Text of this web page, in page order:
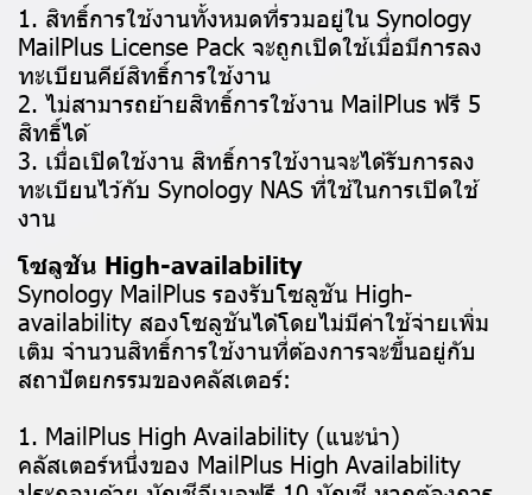
1. สิทธิ์การใช้งานทั้งหมดที่รวมอยู่ใน Synology
MailPlus License Pack จะถูกเปิดใช้เมื่อมีการลง
ทะเบียนคีย์สิทธิ์การใช้งาน
2. ไม่สามารถย้ายสิทธิ์การใช้งาน MailPlus ฟรี 5
สิทธิ์ได้
3. เมื่อเปิดใช้งาน สิทธิ์การใช้งานจะได้รับการลง
ทะเบียนไว้กับ Synology NAS ที่ใช้ในการเปิดใช้
งาน
โซลูชัน High-availability
Synology MailPlus รองรับโซลูชัน High-
availability สองโซลูชันได้โดยไม่มีค่าใช้จ่ายเพิ่ม
เติม จำนวนสิทธิ์การใช้งานที่ต้องการจะขึ้นอยู่กับ
สถาปัตยกรรมของคลัสเตอร์:
1. MailPlus High Availability (แนะนำ)
คลัสเตอร์หนึ่งของ MailPlus High Availability